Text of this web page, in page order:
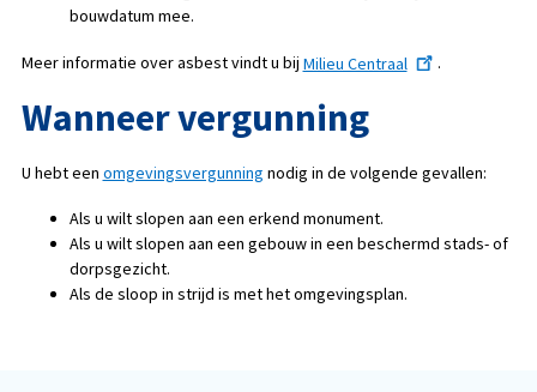
bouwdatum mee.
Meer informatie over asbest vindt u bij Milieu Centraal .
Wanneer vergunning
U hebt een omgevingsvergunning nodig in de volgende gevallen:
Als u wilt slopen aan een erkend monument.
Als u wilt slopen aan een gebouw in een beschermd stads- of
dorpsgezicht.
Als de sloop in strijd is met het omgevingsplan.